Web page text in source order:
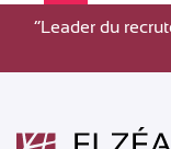
”Leader du